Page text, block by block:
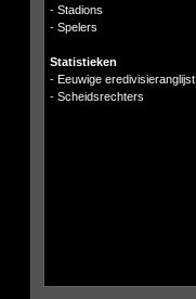
- Stadions
- Spelers
Statistieken
- Eeuwige eredivisieranglijst
- Scheidsrechters